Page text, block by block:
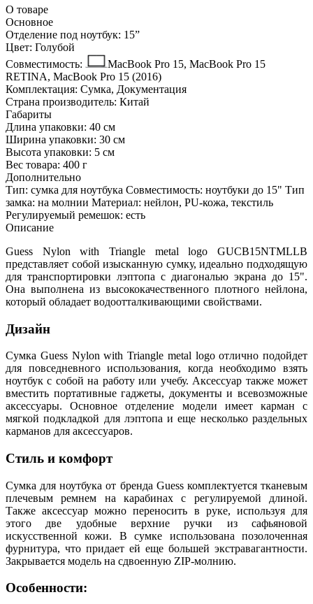
О товаре
Основное
Отделение под ноутбук: 15ˮ
Цвет: Голубой
Совместимость:
MacBook Pro 15, MacBook Pro 15
RETINA, MacBook Pro 15 (2016)
Комплектация: Сумка, Документация
Страна производитель: Китай
Габариты
Длина упаковки: 40 см
Ширина упаковки: 30 см
Высота упаковки: 5 см
Вес товара: 400 г
Дополнительно
Тип: сумка для ноутбука Совместимость: ноутбуки до 15" Тип
замка: на молнии Материал: нейлон, PU-кожа, текстиль
Регулируемый ремешок: есть
Описание
Guess Nylon with Triangle metal logo GUCB15NTMLLB
представляет собой изысканную сумку, идеально подходящую
для транспортировки лэптопа с диагональю экрана до 15".
Она выполнена из высококачественного плотного нейлона,
который обладает водоотталкивающими свойствами.
Дизайн
Сумка Guess Nylon with Triangle metal logo отлично подойдет
для повседневного использования, когда необходимо взять
ноутбук с собой на работу или учебу. Аксессуар также может
вместить портативные гаджеты, документы и всевозможные
аксессуары. Основное отделение модели имеет карман с
мягкой подкладкой для лэптопа и еще несколько раздельных
карманов для аксессуаров.
Стиль и комфорт
Сумка для ноутбука от бренда Guess комплектуется тканевым
плечевым ремнем на карабинах с регулируемой длиной.
Также аксессуар можно переносить в руке, используя для
этого две удобные верхние ручки из сафьяновой
искусственной кожи. В сумке использована позолоченная
фурнитура, что придает ей еще большей экстравагантности.
Закрывается модель на сдвоенную ZIP-молнию.
Особенности: